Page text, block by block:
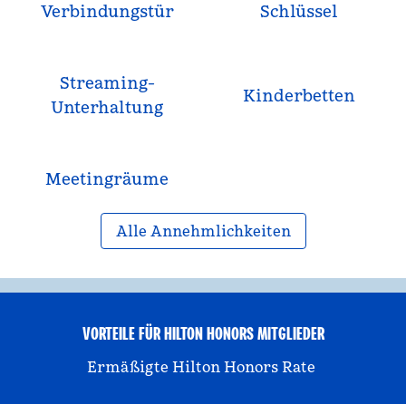
Verbindungstür
Schlüssel
Streaming-
Unterhaltung
Kinderbetten
Meeting­räume
Alle Annehmlichkeiten
VORTEILE FÜR HILTON HONORS MITGLIEDER
Ermäßigte Hilton Honors Rate